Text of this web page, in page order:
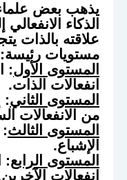
يذهب بعض
الذكاء
علاقته بالذات
مستويات رئيسة:
المستوى الأول:
انفعالات الذات.
المستوى الثاني:
من الانفعالات
المستوى الثالث:
الإشباع.
المستوى الرابع:
انفعالات